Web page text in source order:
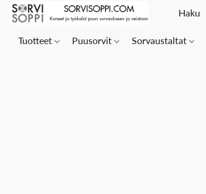
Tuotteet Puusorvit Sorvaustaltat